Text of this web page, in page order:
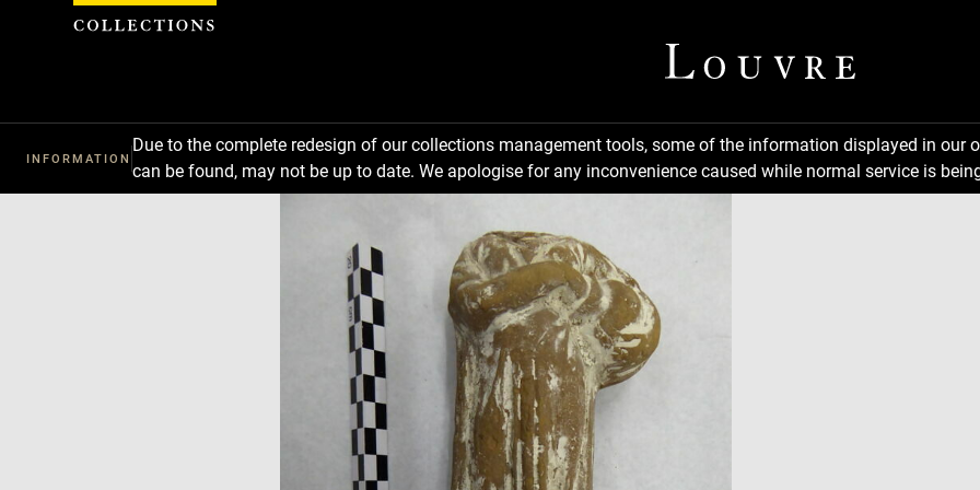
INFORMATION
Due to the complete redesign of our collections management tools, some of the information displayed in
can be found, may not be up to date. We apologise for any inconvenience caused while normal service is
Cookies management panel